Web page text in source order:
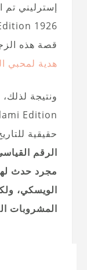
إسترليني
قصة هذه
هدية لمحبي
حقيقية
الرقم
مجرد حدث
الويسكي،
المشروبات